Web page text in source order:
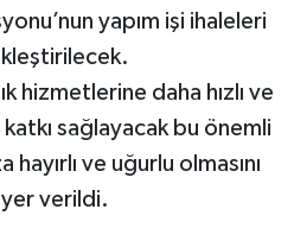
yapım işi ihaleleri
hizmetlerine daha hızlı ve
sağlayacak bu önemli
hayırlı ve uğurlu olmasını
verildi.